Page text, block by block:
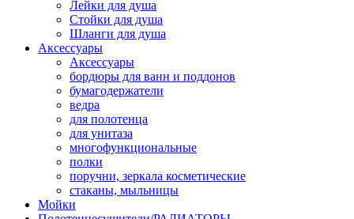
Лейки для душа
Стойки для душа
Шланги для душа
Аксессуары
Аксессуары
бордюры для ванн и поддонов
бумагодержатели
ведра
для полотенца
для унитаза
многофункциональные
полки
поручни, зеркала косметические
стаканы, мыльницы
Мойки